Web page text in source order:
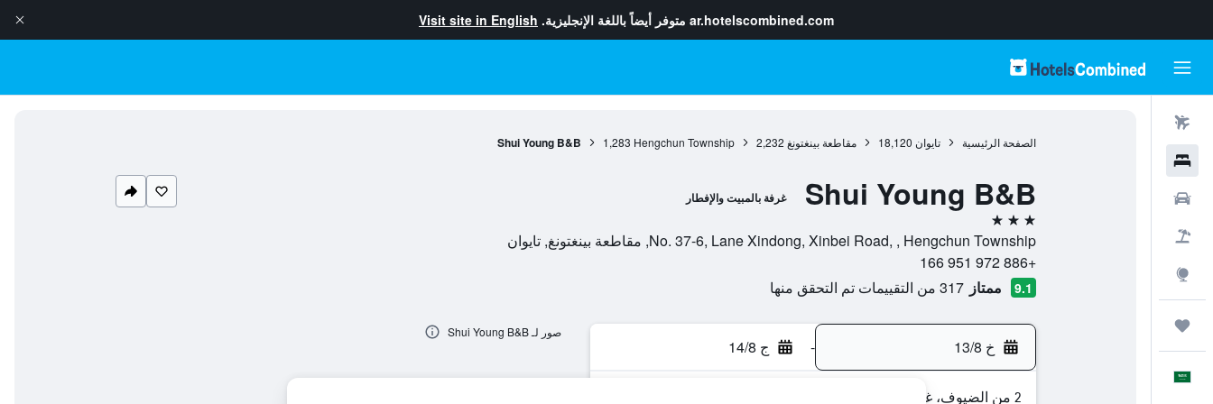
ar.hotelscombined.com متوفر أيضاً باللغة الإنجليزية. Visit site in English
الصفحة الرئيسية تايوان 18,120 مقاطعة بينغتونغ 2,232
Hengchun Township
1,283
Shui Young B&B
Shui Young B&B غرفة بالمبيت والإفطار
3 نجوم
No. 37-6, Lane Xindong, Xinbei Road, , Hengchun Township, مقاطعة بينغتونغ, تايوان
+886 972 951 166
9.1 ممتاز 317 من التقييمات تم التحقق منها
خ 13/8 - ج 14/8
2 من الضيوف، غرفة واحدة
صور لـ Shui Young B&B